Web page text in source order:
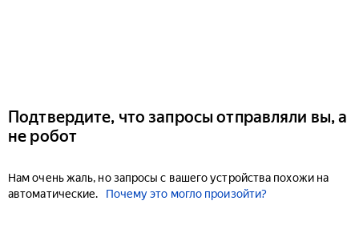
Подтвердите, что запросы отправляли вы, а
не робот
Нам очень жаль, но запросы с вашего устройства похожи на
автоматические.
Почему это могло произойти?